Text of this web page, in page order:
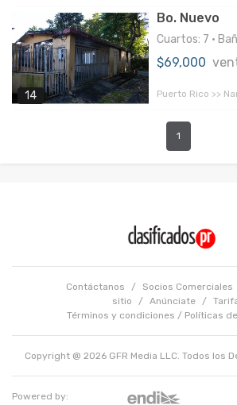
14
Bo. Nuevo
Cuartos: 7 •
$69,000
Puerto Rico >>
1
Contáctanos / Socios Comerciales
sitio
/ Anúnciate /
Términos y condiciones / Políticas
Copyright @ 2026 GFR Media LLC. Todos los
Powered by: